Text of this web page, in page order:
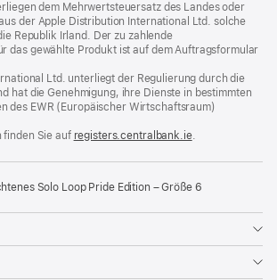
dem Mehrwertsteuersatz des Landes oder
der Apple Distribution International Ltd. solche
Republik Irland. Der zu zahlende
das gewählte Produkt ist auf dem Auftragsformular
Ltd. unterliegt der Regulierung durch die
hat die Genehmigung, ihre Dienste in bestimmten
des EWR (Europäischer Wirtschaftsraum)
finden Sie auf registers.centralbank.ie(Öffnet
neues
.
Solo Loop Pride Edition – Größe 6